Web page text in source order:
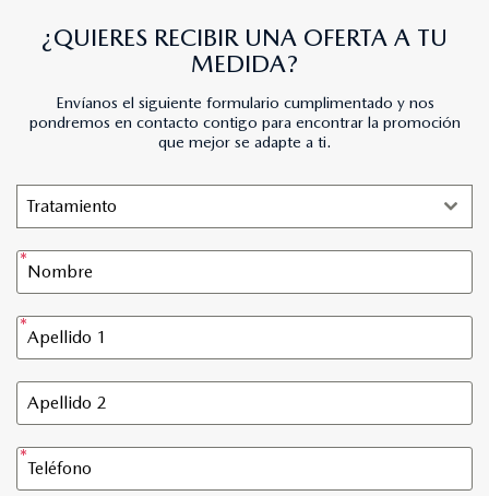
¿QUIERES RECIBIR UNA OFERTA A TU
MEDIDA?
Envíanos el siguiente formulario cumplimentado y nos
pondremos en contacto contigo para encontrar la promoción
que mejor se adapte a ti.
Tratamiento